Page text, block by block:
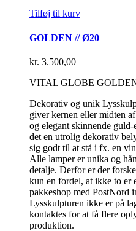
Tilføj til kurv
GOLDEN // Ø20
kr. 3.500,00
VITAL GLOBE
Dekorativ og unik
giver kernen eller midten
og elegant skinnende
det en utrolig dekorativ
sig godt til at stå i fx. en
Alle lamper er unika og
detalje. Derfor er der
kun en fordel, at ikke to er
pakkeshop med PostNord
Lysskulpturen ikke er på
kontaktes for at få flere
produktion.